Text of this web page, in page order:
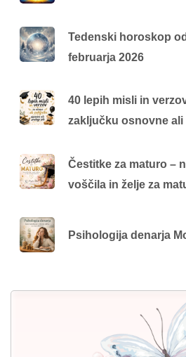
Tedenski horoskop
februarja 2026
40 lepih misli in
zaključku osnovne
Čestitke za maturo –
voščila in želje za
Psihologija denarja